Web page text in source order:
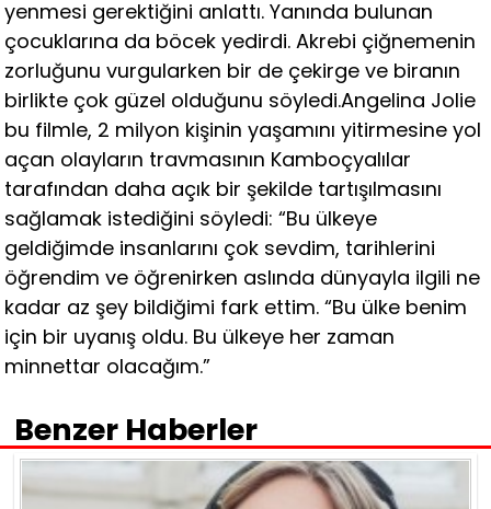
yenmesi gerektiğini anlattı. Yanında bulunan
çocuklarına da böcek yedirdi. Akrebi çiğnemenin
zorluğunu vurgularken bir de çekirge ve biranın
birlikte çok güzel olduğunu söyledi.Angelina Jolie
bu filmle, 2 milyon kişinin yaşamını yitirmesine yol
açan olayların travmasının Kamboçyalılar
tarafından daha açık bir şekilde tartışılmasını
sağlamak istediğini söyledi: “Bu ülkeye
geldiğimde insanlarını çok sevdim, tarihlerini
öğrendim ve öğrenirken aslında dünyayla ilgili ne
kadar az şey bildiğimi fark ettim. “Bu ülke benim
için bir uyanış oldu. Bu ülkeye her zaman
minnettar olacağım.”
Benzer Haberler